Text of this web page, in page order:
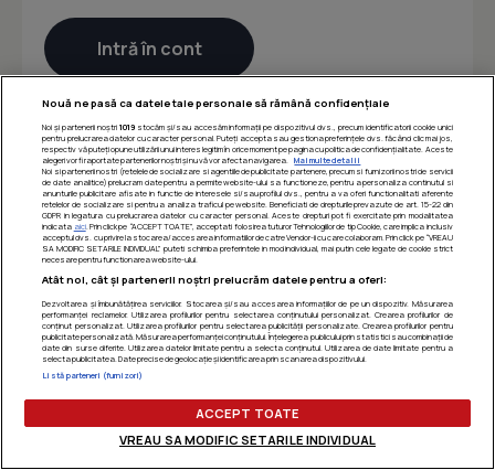
Nouă ne pasă ca datele tale personale să rămână confidențiale
Noi și partenerii noștri 1019stocăm și/sau accesăm informații pe dispozitivul dvs., precum identificatorii cookie unici
pentru prelucrarea datelor cu caracter personal. Puteți accepta sau gestiona preferințele dvs. făcând clic mai jos,
respectiv vă puteți opune utilizării unui interes legitim în orice moment pe pagina cu politica de confidențialitate. Aceste
alegeri vor fi raportate partenerilor noștri și nu vă vor afecta navigarea.
Mai multe detalii
Noi si partenerii nostri (retelele de socializare si agentiile de publicitate partenere, precum si furnizorii nostri de servicii
de date analitice) prelucram date pentru a permite website-ului sa functioneze, pentru a personaliza continutul si
anunturile publicitare afisate in functie de interesele si/sau profilul dvs., pentru a va oferi functionalitati aferente
retelelor de socializare si pentru a analiza traficul pe website. Beneficiati de drepturile prevazute de art. 15-22 din
GDPR in legatura cu prelucrarea datelor cu caracter personal. Aceste drepturi pot fi exercitate prin modalitatea
indicata aici. Prin click pe “ACCEPT TOATE”, acceptati folosirea tuturor Tehnologiilor de tip Cookie, care implica inclusiv
acceptul dvs. cu privire la stocarea/accesarea informatiilor de catre Vendor-ii cu care colaboram. Prin click pe “VREAU
SA MODIFIC SETARILE INDIVIDUAL” puteti schimba preferintele in mod individual, mai putin cele legate de cookie strict
necesare pentru functionarea website-ului.
Atât noi, cât și partenerii noștri prelucrăm datele pentru a oferi:
Dezvoltarea și îmbunătățirea serviciilor. Stocarea și/sau accesarea informațiilor de pe un dispozitiv. Măsurarea
performanței reclamelor. Utilizarea profilurilor pentru selectarea conținutului personalizat. Crearea profilurilor de
conținut personalizat. Utilizarea profilurilor pentru selectarea publicității personalizate. Crearea profilurilor pentru
publicitate personalizată. Măsurarea performanței conținutului. Înțelegerea publicului prin statistici sau combinații de
date din surse diferite. Utilizarea datelor limitate pentru a selecta conținutul. Utilizarea de date limitate pentru a
selecta publicitatea. Date precise de geolocație și identificarea prin scanarea dispozitivului.
Listă parteneri (furnizori)
ACCEPT TOATE
VREAU SA MODIFIC SETARILE INDIVIDUAL